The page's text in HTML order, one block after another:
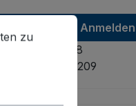
Anmelden
4035694006478
zsw-600.209
zu können.
Mehr
zu